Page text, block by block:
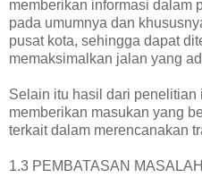
memberikan informasi dalam
pada umumnya dan
pusat kota, sehingga dapat
memaksimalkan jalan yang
Selain itu hasil dari penelitian
memberikan masukan yang
terkait dalam merencanakan
1.3 PEMBATASAN MASALAH